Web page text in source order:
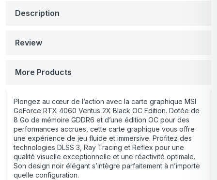
Description
Review
More Products
Plongez au cœur de l’action avec la carte graphique MSI
GeForce RTX 4060 Ventus 2X Black OC Edition. Dotée de
8 Go de mémoire GDDR6 et d’une édition OC pour des
performances accrues, cette carte graphique vous offre
une expérience de jeu fluide et immersive. Profitez des
technologies DLSS 3, Ray Tracing et Reflex pour une
qualité visuelle exceptionnelle et une réactivité optimale.
Son design noir élégant s’intègre parfaitement à n’importe
quelle configuration.